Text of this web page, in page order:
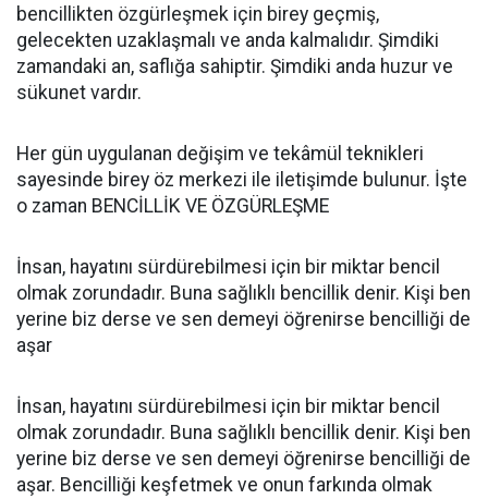
bencillikten özgürleşmek için birey geçmiş,
gelecekten uzaklaşmalı ve anda kalmalıdır. Şimdiki
zamandaki an, saflığa sahiptir. Şimdiki anda huzur ve
sükunet vardır.
Her gün uygulanan değişim ve tekâmül teknikleri
sayesinde birey öz merkezi ile iletişimde bulunur. İşte
o zaman BENCİLLİK VE ÖZGÜRLEŞME
İnsan, hayatını sürdürebilmesi için bir miktar bencil
olmak zorundadır. Buna sağlıklı bencillik denir. Kişi ben
yerine biz derse ve sen demeyi öğrenirse bencilliği de
aşar
İnsan, hayatını sürdürebilmesi için bir miktar bencil
olmak zorundadır. Buna sağlıklı bencillik denir. Kişi ben
yerine biz derse ve sen demeyi öğrenirse bencilliği de
aşar. Bencilliği keşfetmek ve onun farkında olmak